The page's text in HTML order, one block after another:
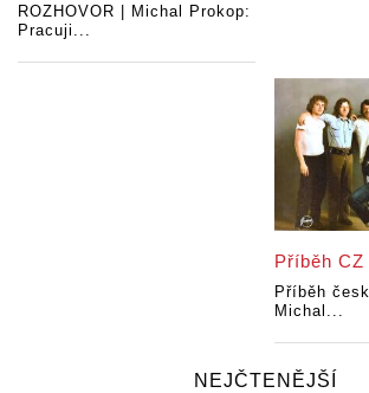
ROZHOVOR | Michal Prokop:
Pracuji...
Příběh CZ
Příběh
Michal...
NEJČTENĚJŠÍ